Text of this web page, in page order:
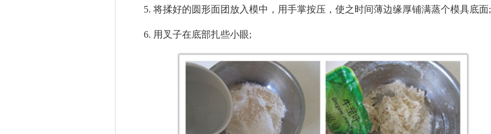
5. 将揉好的圆形面团放入模中，用手掌按压，使之时间薄边缘厚铺满蒸个模具底面;
6. 用叉子在底部扎些小眼;